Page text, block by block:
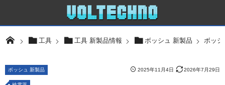
工具 工具 新製品情報 ボッシュ 新製品 ボッ
2025年11月4日 2026年7月29日
ボッシュ 新製品